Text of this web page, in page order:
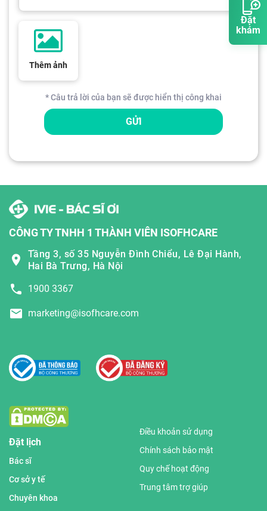
Đặt
khám
Thêm ảnh
* Câu trả lời của bạn sẽ được hiển thị công khai
GỬI
CÔNG TY TNHH 1 THÀNH VIÊN ISOFHCARE
Tầng 3, số 35 Nguyễn Đình Chiểu, Lê Đại Hành,
Hai Bà Trưng, Hà Nội
1900 3367
marketing@isofhcare.com
Đặt lịch
Bác sĩ
Cơ sở y tế
Chuyên khoa
Điều khoản sử dụng
Chính sách bảo mật
Quy chế hoạt động
Trung tâm trợ giúp